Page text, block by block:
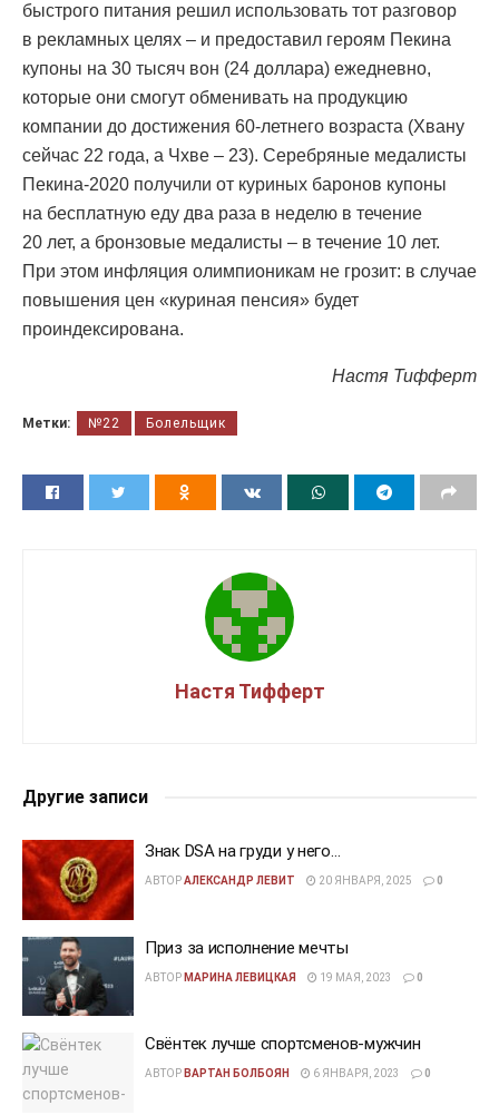
быстрого питания решил использовать тот разговор
в рекламных целях – и предоставил героям Пекина
купоны на 30 тысяч вон (24 доллара) ежедневно,
которые они смогут обменивать на продукцию
компании до достижения 60-летнего возраста (Хвану
сейчас 22 года, а Чхве – 23). Серебряные медалисты
Пекина-2020 получили от куриных баронов купоны
на бесплатную еду два раза в неделю в течение
20 лет, а бронзовые медалисты – в течение 10 лет.
При этом инфляция олимпионикам не грозит: в случае
повышения цен «куриная пенсия» будет
проиндексирована.
Настя Тифферт
Метки: №22 Болельщик
Настя Тифферт
Другие записи
Знак DSA на груди у него…
АВТОРАЛЕКСАНДР ЛЕВИТ 20 ЯНВАРЯ, 2025 0
Приз за исполнение мечты
АВТОР МАРИНА ЛЕВИЦКАЯ 19 МАЯ, 2023 0
Свёнтек лучше спортсменов-мужчин
АВТОР ВАРТАН БОЛБОЯН 6 ЯНВАРЯ, 2023 0